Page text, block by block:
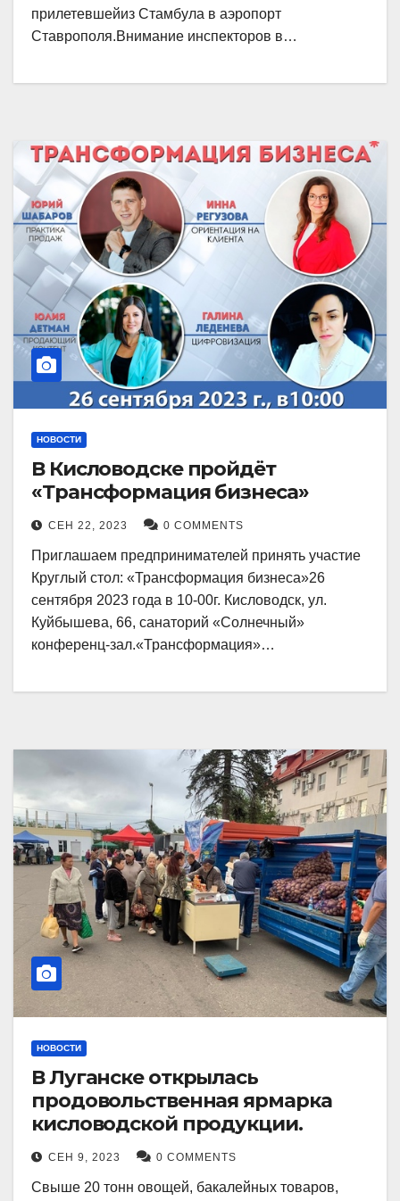
прилетевшейиз Стамбула в аэропорт
Ставрополя.Внимание инспекторов в…
НОВОСТИ
В Кисловодске пройдёт
«Трансформация бизнеса»
СЕН 22, 2023 0 COMMENTS
Приглашаем предпринимателей принять участие
Круглый стол: «Трансформация бизнеса»26
сентября 2023 года в 10-00г. Кисловодск, ул.
Куйбышева, 66, санаторий «Солнечный»
конференц-зал.«Трансформация»…
НОВОСТИ
В Луганске открылась
продовольственная ярмарка
кисловодской продукции.
СЕН 9, 2023 0 COMMENTS
Свыше 20 тонн овощей, бакалейных товаров,